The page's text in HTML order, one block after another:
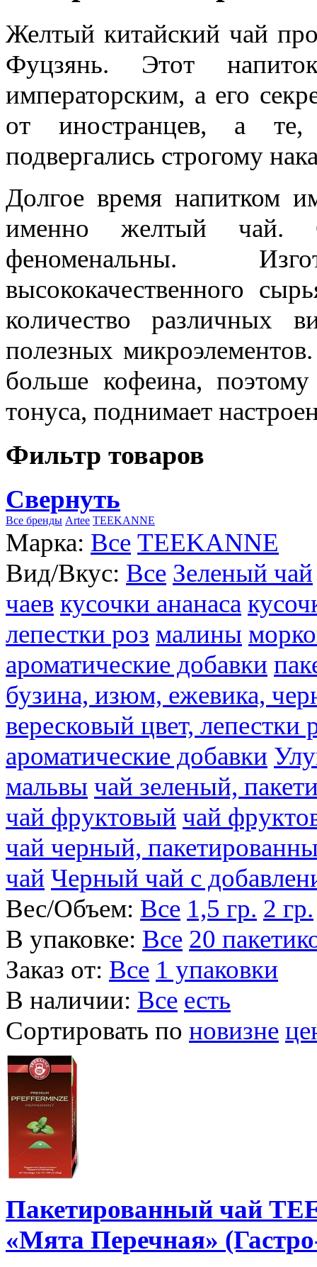
Желтый китайский чай
Фуцзянь. Этот
императорским, а его
от иностранцев, а
подвергались строгому
Долгое время напитком
именно желтый чай.
феноменальны.
высококачественного
количество различных
полезных
больше кофеина,
тонуса, поднимает
Фильтр товаров
Свернуть
Все бренды Artee TEEKANNE
Марка: Все TEEKANNE
Вид/Вкус: Все Зеленый чай
чаев кусочки ананаса
лепестки роз малины
ароматические добавки
бузина, изюм, ежевика,
вересковый цвет, лепестки
ароматические добавки
мальвы чай зеленый,
чай фруктовый чай
чай черный,
чай Черный чай с
Вес/Объем: Все 1,5 гр. 2 гр.
В упаковке: Все 20
Заказ от: Все 1 упаковки
В наличии: Все есть
Сортировать по новизне
Пакетированный чай
«Мята Перечная»